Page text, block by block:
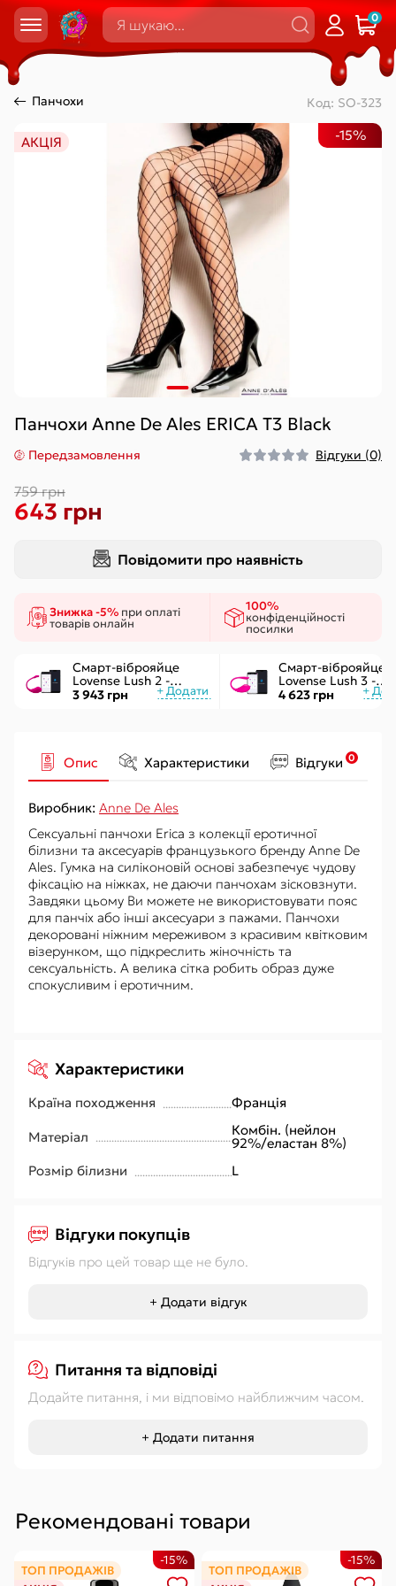
0
Панчохи Код: SO-323
АКЦІЯ -15%
Панчохи Anne De Ales ERICA T3 Black
Передзамовлення Відгуки (0)
759 грн
643 грн
Повідомити про наявність
Знижка -5% при оплаті
товарів онлайн
100%
конфіденційності
посилки
Смарт-віброяйце
Lovense Lush 2 -
управління через
додаток
3 943 грн
Смарт-віброяйце
Lovense Lush 3 -
керування через
інтернет
4 623 грн
Опис Характеристики Відгуки 0
Виробник: Anne De Ales
Сексуальні панчохи Erica з колекції еротичної
білизни та аксесуарів французького бренду Anne De
Ales. Гумка на силіконовій основі забезпечує чудову
фіксацію на ніжках, не даючи панчохам зісковзнути.
Завдяки цьому Ви можете не використовувати пояс
для панчіх або інші аксесуари з пажами. Панчохи
декоровані ніжним мереживом з красивим квітковим
візерунком, що підкреслить жіночність та
сексуальність. А велика сітка робить образ дуже
спокусливим і еротичним.
Характеристики
Країна походження Франція
Матеріал Комбін. (нейлон
92%/еластан 8%)
Розмір білизни
L
Відгуки покупців
Відгуків про цей товар ще не було.
+ Додати відгук
Питання та відповіді
Додайте питання, і ми відповімо найближчим часом.
+ Додати питання
Рекомендовані товари
ТОП ПРОДАЖІВ
-15%
ТОП ПРОДАЖІВ
-15%